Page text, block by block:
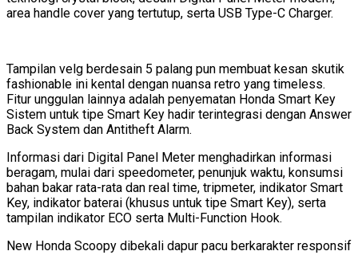
area handle cover yang tertutup, serta USB Type-C Charger.
Tampilan velg berdesain 5 palang pun membuat kesan skutik
fashionable ini kental dengan nuansa retro yang timeless.
Fitur unggulan lainnya adalah penyematan Honda Smart Key
Sistem untuk tipe Smart Key hadir terintegrasi dengan Answer
Back System dan Antitheft Alarm.
Informasi dari Digital Panel Meter menghadirkan informasi
beragam, mulai dari speedometer, penunjuk waktu, konsumsi
bahan bakar rata-rata dan real time, tripmeter, indikator Smart
Key, indikator baterai (khusus untuk tipe Smart Key), serta
tampilan indikator ECO serta Multi-Function Hook.
New Honda Scoopy dibekali dapur pacu berkarakter responsif